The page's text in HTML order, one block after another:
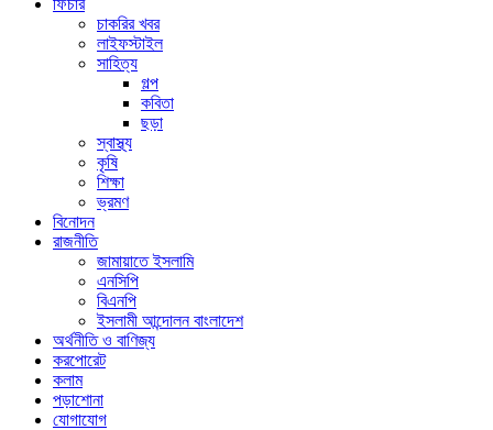
ফিচার
চাকরির খবর
লাইফস্টাইল
সাহিত্য
গল্প
কবিতা
ছড়া
স্বাস্থ্য
কৃষি
শিক্ষা
ভ্রমণ
বিনোদন
রাজনীতি
জামায়াতে ইসলামি
এনসিপি
বিএনপি
ইসলামী আন্দোলন বাংলাদেশ
অর্থনীতি ও বাণিজ্য
করপোরেট
কলাম
পড়াশোনা
যোগাযোগ